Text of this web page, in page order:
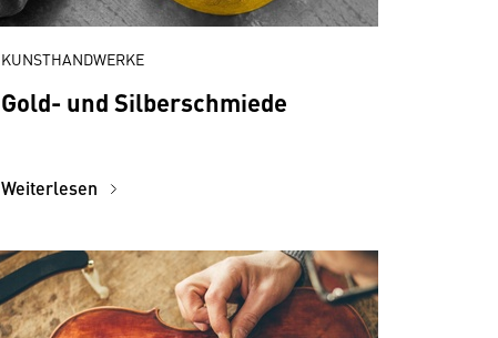
KUNSTHANDWERKE
Gold- und Silberschmiede
Weiterlesen